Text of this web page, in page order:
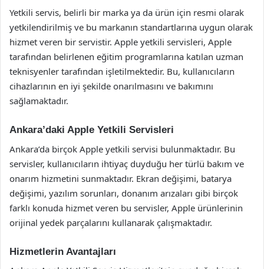
Yetkili servis, belirli bir marka ya da ürün için resmi olarak
yetkilendirilmiş ve bu markanın standartlarına uygun olarak
hizmet veren bir servistir. Apple yetkili servisleri, Apple
tarafından belirlenen eğitim programlarına katılan uzman
teknisyenler tarafından işletilmektedir. Bu, kullanıcıların
cihazlarının en iyi şekilde onarılmasını ve bakımını
sağlamaktadır.
Ankara’daki Apple Yetkili Servisleri
Ankara’da birçok Apple yetkili servisi bulunmaktadır. Bu
servisler, kullanıcıların ihtiyaç duyduğu her türlü bakım ve
onarım hizmetini sunmaktadır. Ekran değişimi, batarya
değişimi, yazılım sorunları, donanım arızaları gibi birçok
farklı konuda hizmet veren bu servisler, Apple ürünlerinin
orijinal yedek parçalarını kullanarak çalışmaktadır.
Hizmetlerin Avantajları